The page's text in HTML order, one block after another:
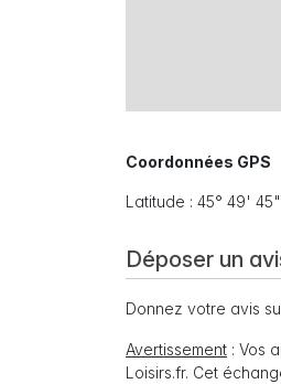
Coordonnées GPS
Latitude : 45° 49'
Déposer un
Donnez votre avis
Avertissement : Vos
Loisirs.fr. Cet